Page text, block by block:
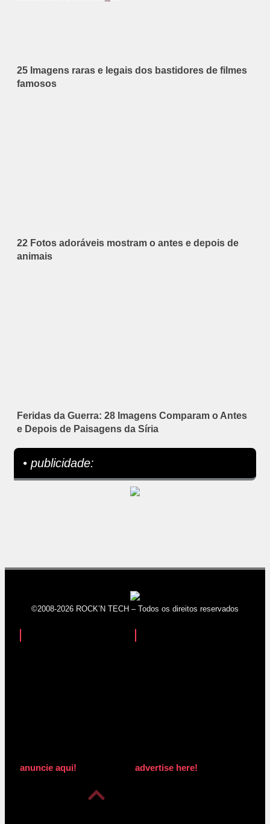
25 Imagens raras e legais dos bastidores de filmes
famosos
22 Fotos adoráveis mostram o antes e depois de
animais
Feridas da Guerra: 28 Imagens Comparam o Antes
e Depois de Paisagens da Síria
• publicidade:
©2008-2026 ROCK’N TECH – Todos os direitos reservados
anuncie aqui! advertise here!